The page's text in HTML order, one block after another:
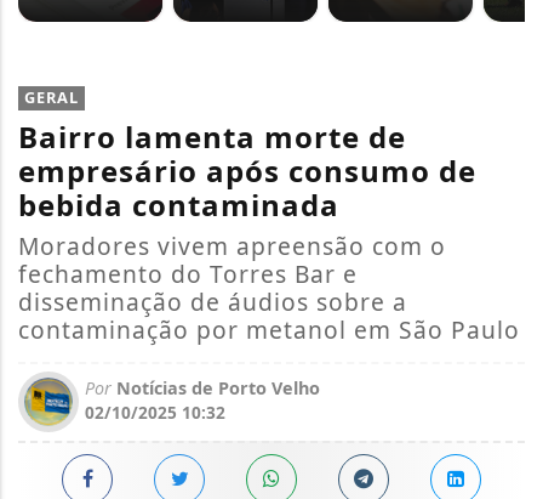
GERAL
Bairro lamenta morte de
empresário após consumo de
bebida contaminada
Moradores vivem apreensão com o
fechamento do Torres Bar e
disseminação de áudios sobre a
contaminação por metanol em São Paulo
Por Notícias de Porto Velho
02/10/2025 10:32